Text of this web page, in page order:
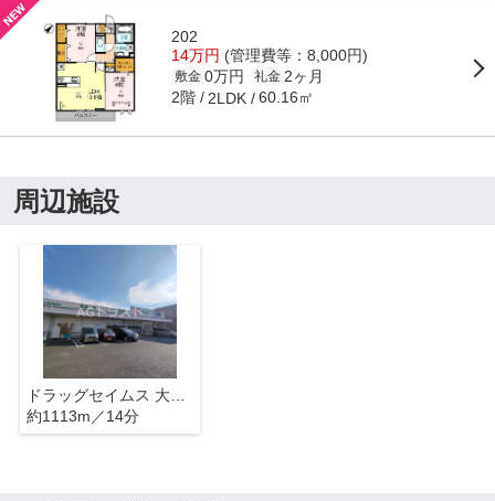
202
14万円 (管理費等：8,000円)
敷金 0万円 礼金 2ヶ月
2階 2LDK 60.16㎡
周辺施設
ドラッグセイムス 大宮吉野町店
約1113m／14分